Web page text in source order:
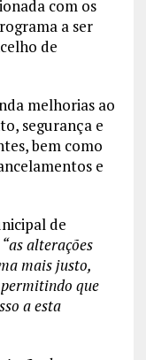
com os
a ser
de
melhorias ao
segurança e
bem como
e
de
“as alterações
mais justo,
que
a esta